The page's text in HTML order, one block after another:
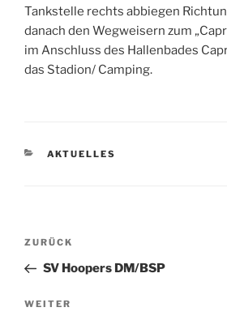
Tankstelle rechts abbiegen
danach den Wegweisern zum
im Anschluss des Hallenbades
das Stadion/ Camping.
KATEGORIEN
AKTUELLES
Beitragsnavigation
Vorheriger
Beitrag
ZURÜCK
SV Hoopers DM/BSP
Nächster
WEITER